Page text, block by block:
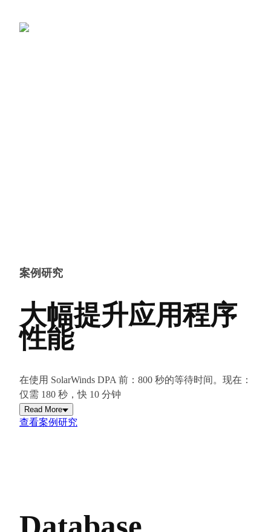
案例研究
大幅提升应用程序
性能
在使用 SolarWinds DPA 前：800 秒的等待时间。现在：
仅需 180 秒，快 10 分钟
Read More
查看案例研究